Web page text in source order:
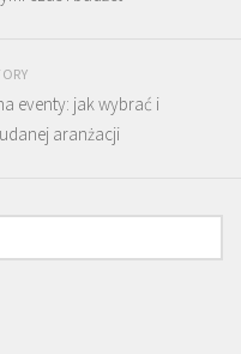
eventy: jak wybrać i
aranżacji